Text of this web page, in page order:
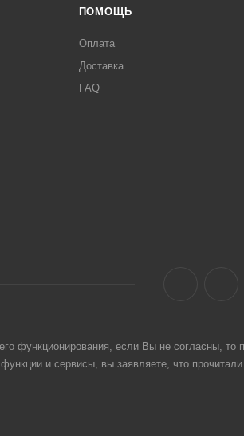
ПОМОЩЬ
Оплата
Доставка
FAQ
функционирования, если Вы не согласны,
и сервисы, вы заявляете, что